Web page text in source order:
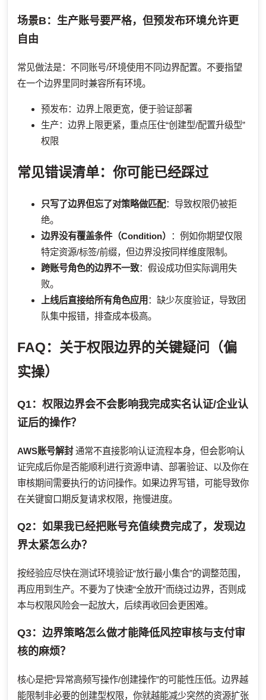
场景B：生产账号要严格，但预发布环境允许更
自由
常见做法是：不同账号/环境使用不同边界配置。不要指望
在一个边界里同时兼容所有环境。
预发布：边界上限更宽，便于验证部署
生产：边界上限更紧，重点压住“创建型/配置升级型”
权限
常见错误清单：你可能已经踩过
只写了边界但忘了对策略做匹配：导致权限仍被拒
绝。
边界没有覆盖条件（Condition）
：例如你期望仅限
特定资源/标签/前缀，但边界没按同样维度限制。
跨账号角色的边界不一致：假设成功但实际调用失
败。
上线后直接给所有角色应用 ：缺少灰度验证，导致团
队集中报错，排查成本极高。
FAQ：关于权限边界的关键疑问（偏
实操）
Q1：权限边界会不会影响我完成实名认证/企业认
证后的操作？
AWS账号解封通常不直接影响认证流程本身，但会影响认
证完成后你是否能顺利进行资源申请、部署验证、以及你在
审核期间需要执行的访问操作。如果边界写错，可能导致你
在关键窗口期反复请求权限，拖慢进度。
Q2：如果我已经把账号充值续费完成了，发现边
界太紧怎么办？
按经验应尽快在测试环境验证“放行最小集合”的调整范围，
再应用到生产。不要为了快速“全放开”而绕过边界，否则成
本与权限风险会一起放大，后续再收回会更困难。
Q3：边界策略怎么做才能降低风控审核与支付审
核的麻烦？
核心是把“异常高频写操作/创建操作”的可能性压低。边界越
能限制非必要的创建型权限，你就越能减少突然的资源扩张